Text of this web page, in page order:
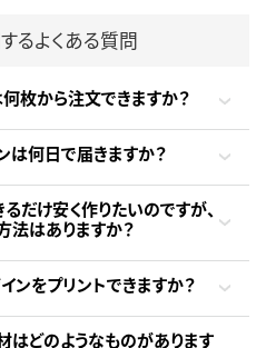
るよくある質問
枚から注文できますか？
は何日で届きますか？
だけ安く作りたいのですが、
法はありますか？
ンをプリントできますか？
はどのようなものがあります